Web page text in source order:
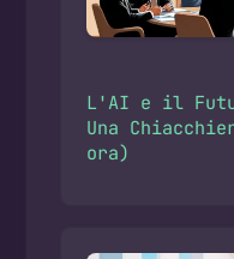
L'AI e il
Una
ora)